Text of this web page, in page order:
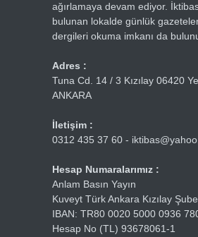
ağırlamaya devam ediyor.
bulunan lokalde günlük
dergileri okuma imkanı da
Adres :
Tuna Cd. 14 / 3 Kızılay 06420
ANKARA
İletişim :
0312 435 37 60 -
Hesap Numaralarımız :
Anlam Basın Yayın
Kuveyt Türk Ankara Kızılay
IBAN: TR80 0020 5000 0936
Hesap No (TL) 93678061-1